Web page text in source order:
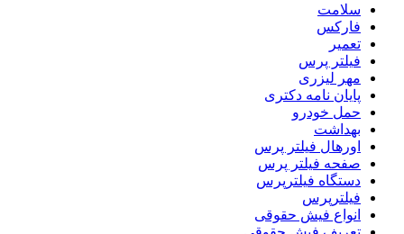
سلامت
فارکس
تعمیر
فیلتر پرس
مهر لیزری
پایان نامه دکتری
حمل خودرو
بهداشت
اورهال فیلتر پرس
صفحه فیلتر پرس
دستگاه فیلترپرس
فیلترپرس
انواع فیش حقوقی